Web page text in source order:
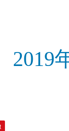
2019